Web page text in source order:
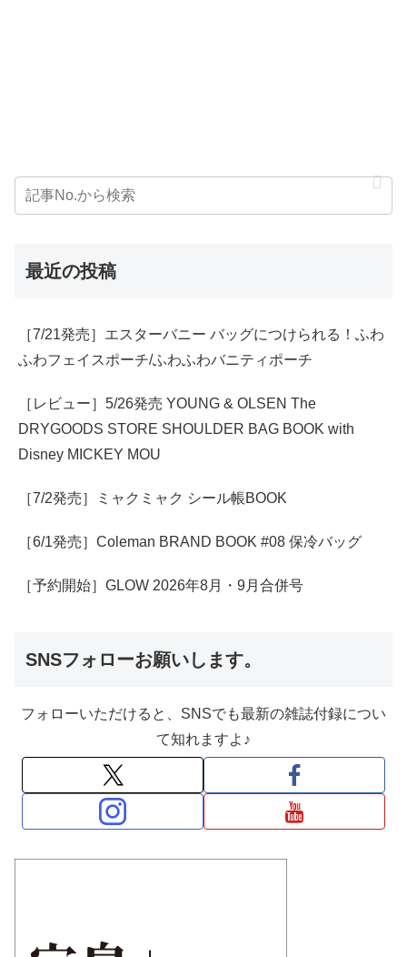
最近の投稿
［7/21発売］エスターバニー バッグにつけられる！ふわ
ふわフェイスポーチ/ふわふわバニティポーチ
［レビュー］5/26発売 YOUNG & OLSEN The
DRYGOODS STORE SHOULDER BAG BOOK with
Disney MICKEY MOU
［7/2発売］ミャクミャク シール帳BOOK
［6/1発売］Coleman BRAND BOOK #08 保冷バッグ
［予約開始］GLOW 2026年8月・9月合併号
SNSフォローお願いします。
フォローいただけると、SNSでも最新の雑誌付録につい
て知れますよ♪